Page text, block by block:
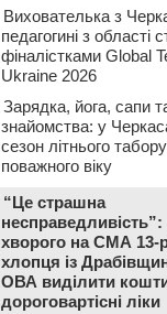
Вихователька з
педагогині з області
фіналістками Global
Ukraine 2026
Зарядка, йога, сапи
знайомства: у
сезон літнього
поважного віку
“Це страшна
хворого на СМА 13-
хлопця із
ОВА виділити
дороговартісні ліки